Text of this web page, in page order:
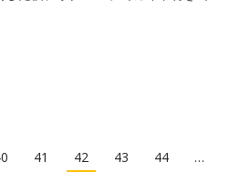
41 42 43 44
…